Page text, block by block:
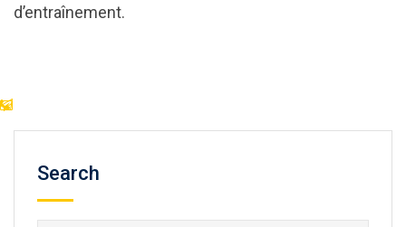
d’entraînement.
Search